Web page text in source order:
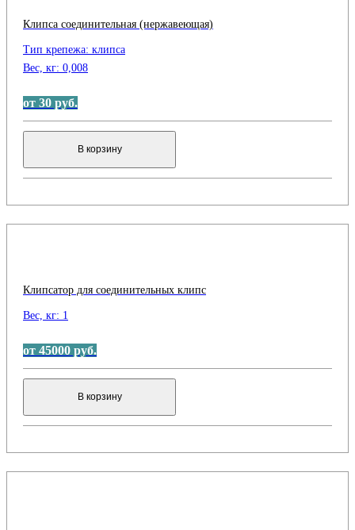
Клипса соединительная (нержавеющая)
Тип крепежа: клипса
Вес, кг: 0,008
от 30 руб.
В корзину
Клипсатор для соединительных клипс
Вес, кг: 1
от 45000 руб.
В корзину